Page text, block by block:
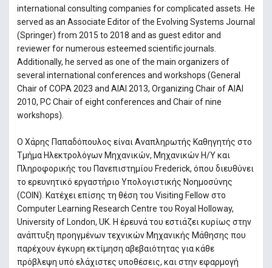
international consulting companies for complicated assets. He
served as an Associate Editor of the Evolving Systems Journal
(Springer) from 2015 to 2018 and as guest editor and
reviewer for numerous esteemed scientific journals.
Additionally, he served as one of the main organizers of
several international conferences and workshops (General
Chair of COPA 2023 and AIAI 2013, Organizing Chair of AIAI
2010, PC Chair of eight conferences and Chair of nine
workshops).
Ο Χάρης Παπαδόπουλος είναι Αναπληρωτής Καθηγητής στο
Τμήμα Ηλεκτρολόγων Μηχανικών, Μηχανικών Η/Υ και
Πληροφορικής του Πανεπιστημίου Frederick, όπου διευθύνει
το ερευνητικό εργαστήριο Υπολογιστικής Νοημοσύνης
(COIN). Κατέχει επίσης τη θέση του Visiting Fellow στο
Computer Learning Research Centre του Royal Holloway,
University of London, UK. Η έρευνά του εστιάζει κυρίως στην
ανάπτυξη προηγμένων τεχνικών Μηχανικής Μάθησης που
παρέχουν έγκυρη εκτίμηση αβεβαιότητας για κάθε
πρόβλεψη υπό ελάχιστες υποθέσεις, και στην εφαρμογή